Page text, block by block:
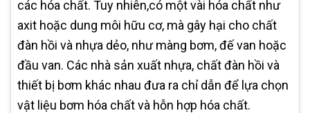
các hóa chất. Tuy nhiên,có một vài hóa chất như
axit hoặc dung môi hữu cơ, mà gây hại cho chất
đàn hồi và nhựa dẻo, như màng bơm, đế van hoặc
đầu van. Các nhà sản xuất nhựa, chất đàn hồi và
thiết bị bơm khác nhau đưa ra chỉ dẫn để lựa chọn
vật liệu bơm hóa chất và hỗn hợp hóa chất.